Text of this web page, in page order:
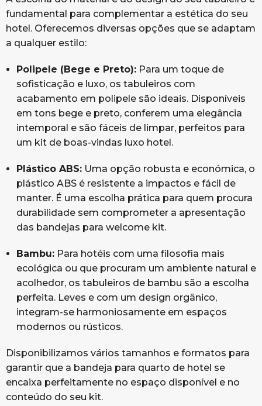
fundamental para complementar a estética do seu
hotel. Oferecemos diversas opções que se adaptam
a qualquer estilo:
Polipele (Bege e Preto):Para um toque de
sofisticação e luxo, os tabuleiros com
acabamento em polipele são ideais. Disponíveis
em tons bege e preto, conferem uma elegância
intemporal e são fáceis de limpar, perfeitos para
um kit de boas-vindas luxo hotel.
Plástico ABS:Uma opção robusta e económica, o
plástico ABS é resistente a impactos e fácil de
manter. É uma escolha prática para quem procura
durabilidade sem comprometer a apresentação
das bandejas para welcome kit.
Bambu:Para hotéis com uma filosofia mais
ecológica ou que procuram um ambiente natural e
acolhedor, os tabuleiros de bambu são a escolha
perfeita. Leves e com um design orgânico,
integram-se harmoniosamente em espaços
modernos ou rústicos.
Disponibilizamos vários tamanhos e formatos para
garantir que a bandeja para quarto de hotel se
encaixa perfeitamente no espaço disponível e no
conteúdo do seu kit.